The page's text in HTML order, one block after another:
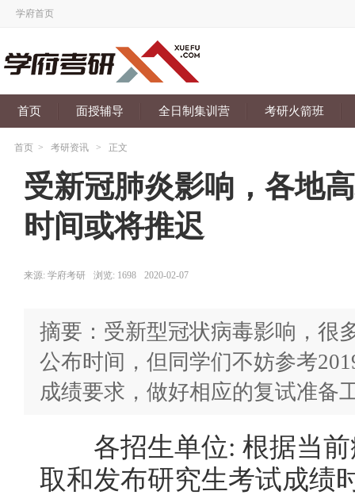
学府首页
首页 面授辅导 全日制集训营 考研火箭班
首页 > 考研资讯 > 正文
受新冠肺炎影响，各地
时间或将推迟
来源: 学府考研 浏览: 1698 2020-02-07
摘要：受新型冠状病毒影响，很
公布时间，但同学们不妨参考
成绩要求，做好相应的复试准备
各招生单位: 根据当前
取和发布研究生考试成绩